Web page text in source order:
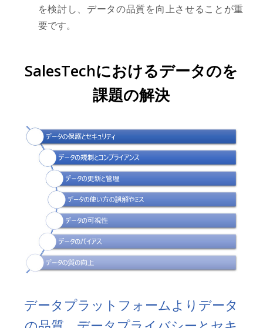
を検討し、データの品質を向上させることが重
要です。
SalesTechにおけるデータのを
課題の解決
データプラットフォームよりデータ